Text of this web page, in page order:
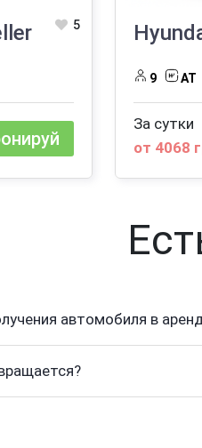
5
9 AT
За сутки
от 4068
автомобиля в